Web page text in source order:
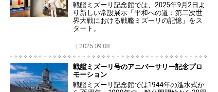
戦艦ミズーリ記念館では、2025年9月2日よ
り新しい常設展示「平和への道：第二次世
界大戦における戦艦ミズーリの記憶」をス
タート。
2025.09.08
戦艦ミズーリ号のアニバーサリー記念プロ
モーション
戦艦ミズーリ記念館では1944年の進水式か